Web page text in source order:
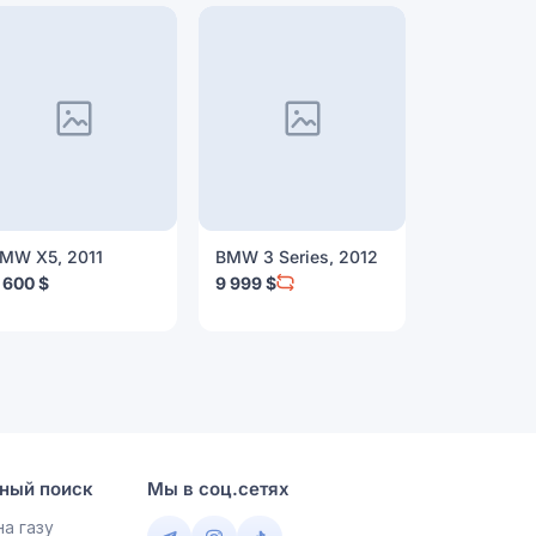
X5, 2011
$
BMW 3 Series, 2012
9 999 $
поиск
газу
Мы в соц.сетях